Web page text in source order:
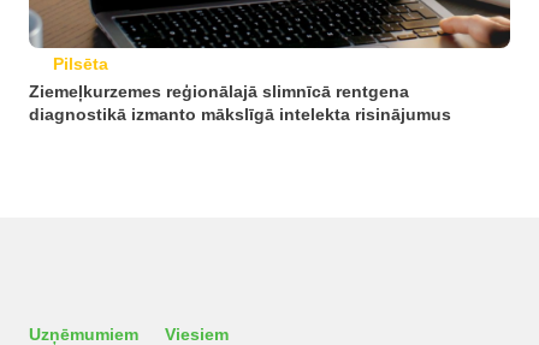
Pilsēta
Ziemeļkurzemes reģionālajā slimnīcā rentgena
diagnostikā izmanto mākslīgā intelekta risinājumus
Uzņēmumiem Viesiem